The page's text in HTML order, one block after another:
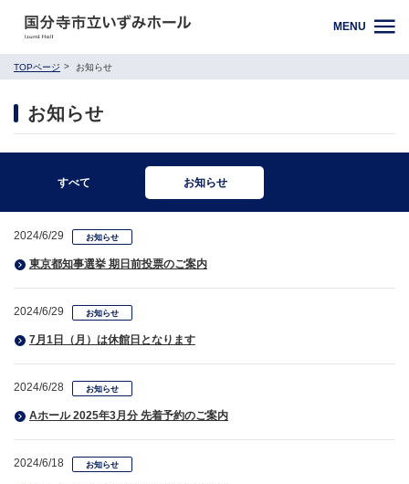
MENU
TOPページ お知らせ
お知らせ
すべて お知らせ
2024/6/29 お知らせ
東京都知事選挙 期日前投票のご案内
2024/6/29 お知らせ
7月1日（月）は休館日となります
2024/6/28 お知らせ
Aホール 2025年3月分 先着予約のご案内
2024/6/18 お知らせ